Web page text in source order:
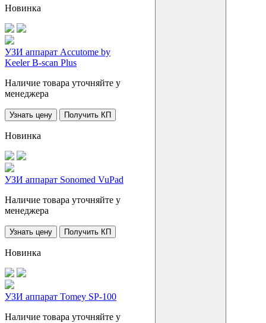
Новинка
УЗИ аппарат Accutome by
Keeler B-scan Plus
Наличие товара уточняйте у
менеджера
Узнать цену Получить КП
Новинка
УЗИ аппарат Sonomed VuPad
Наличие товара уточняйте у
менеджера
Узнать цену Получить КП
Новинка
УЗИ аппарат Tomey SP-100
Наличие товара уточняйте у